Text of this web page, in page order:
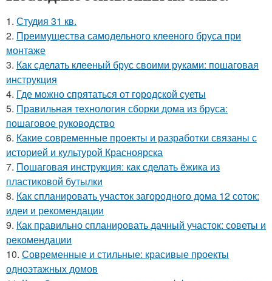
1. Студия 31 кв.
2. Преимущества самодельного клееного бруса при
монтаже
3. Как сделать клееный брус своими руками: пошаговая
инструкция
4. Где можно спрятаться от городской суеты
5. Правильная технология сборки дома из бруса:
пошаговое руководство
6. Какие современные проекты и разработки связаны с
историей и культурой Красноярска
7. Пошаговая инструкция: как сделать ёжика из
пластиковой бутылки
8. Как спланировать участок загородного дома 12 соток:
идеи и рекомендации
9. Как правильно спланировать дачный участок: советы и
рекомендации
10. Современные и стильные: красивые проекты
одноэтажных домов